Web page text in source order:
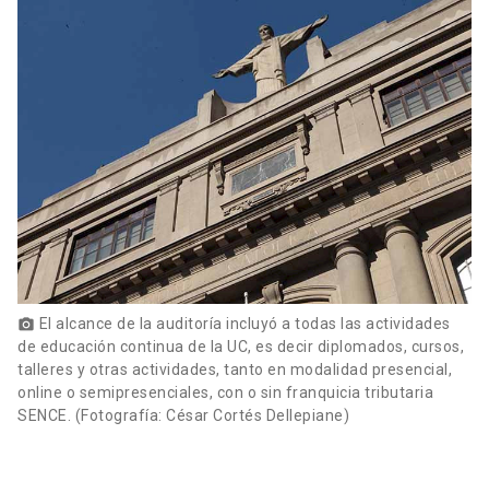
photo_camera El alcance de la auditoría incluyó a todas las actividades
de educación continua de la UC, es decir diplomados, cursos,
talleres y otras actividades, tanto en modalidad presencial,
online o semipresenciales, con o sin franquicia tributaria
SENCE. (Fotografía: César Cortés Dellepiane)